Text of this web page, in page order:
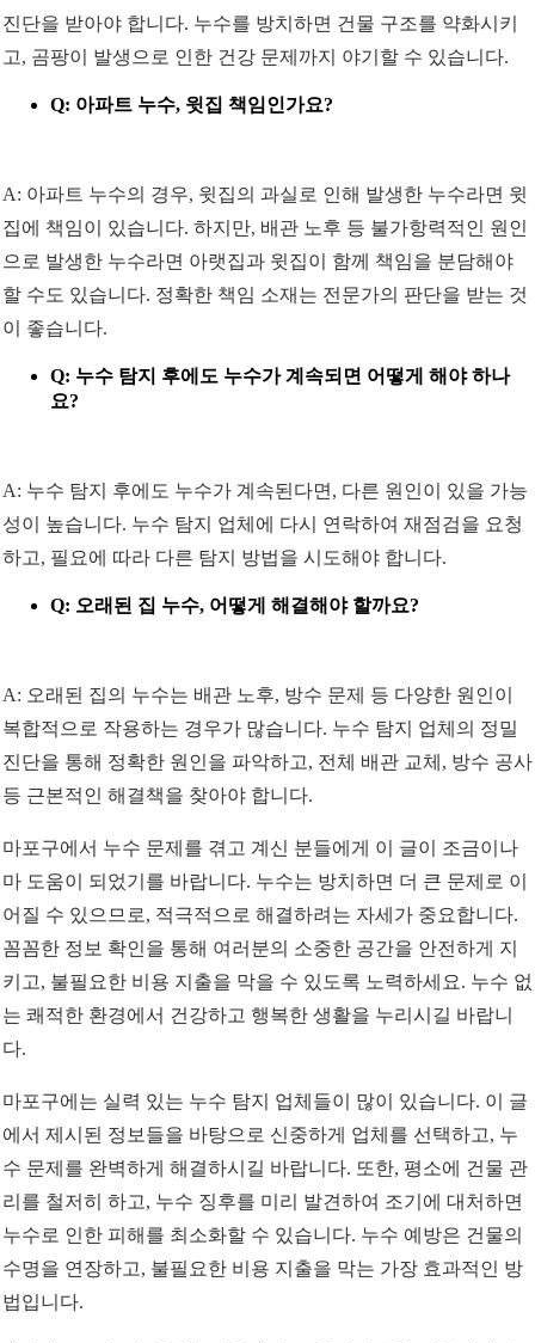
진단을 받아야 합니다. 누수를 방치하면 건물 구조를 약화시키
고, 곰팡이 발생으로 인한 건강 문제까지 야기할 수 있습니다.
Q: 아파트 누수, 윗집 책임인가요?
A: 아파트 누수의 경우, 윗집의 과실로 인해 발생한 누수라면 윗
집에 책임이 있습니다. 하지만, 배관 노후 등 불가항력적인 원인
으로 발생한 누수라면 아랫집과 윗집이 함께 책임을 분담해야
할 수도 있습니다. 정확한 책임 소재는 전문가의 판단을 받는 것
이 좋습니다.
Q: 누수 탐지 후에도 누수가 계속되면 어떻게 해야 하나
요?
A: 누수 탐지 후에도 누수가 계속된다면, 다른 원인이 있을 가능
성이 높습니다. 누수 탐지 업체에 다시 연락하여 재점검을 요청
하고, 필요에 따라 다른 탐지 방법을 시도해야 합니다.
Q: 오래된 집 누수, 어떻게 해결해야 할까요?
A: 오래된 집의 누수는 배관 노후, 방수 문제 등 다양한 원인이
복합적으로 작용하는 경우가 많습니다. 누수 탐지 업체의 정밀
진단을 통해 정확한 원인을 파악하고, 전체 배관 교체, 방수 공사
등 근본적인 해결책을 찾아야 합니다.
마포구에서 누수 문제를 겪고 계신 분들에게 이 글이 조금이나
마 도움이 되었기를 바랍니다. 누수는 방치하면 더 큰 문제로 이
어질 수 있으므로, 적극적으로 해결하려는 자세가 중요합니다.
꼼꼼한 정보 확인을 통해 여러분의 소중한 공간을 안전하게 지
키고, 불필요한 비용 지출을 막을 수 있도록 노력하세요. 누수 없
는 쾌적한 환경에서 건강하고 행복한 생활을 누리시길 바랍니
다.
마포구에는 실력 있는 누수 탐지 업체들이 많이 있습니다. 이 글
에서 제시된 정보들을 바탕으로 신중하게 업체를 선택하고, 누
수 문제를 완벽하게 해결하시길 바랍니다. 또한, 평소에 건물 관
리를 철저히 하고, 누수 징후를 미리 발견하여 조기에 대처하면
누수로 인한 피해를 최소화할 수 있습니다. 누수 예방은 건물의
수명을 연장하고, 불필요한 비용 지출을 막는 가장 효과적인 방
법입니다.